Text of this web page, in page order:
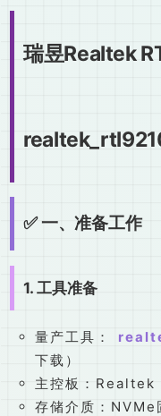
瑞昱Realtek
✅ 一、准备工作
1. 工具准备
量产工具：
下载）
主控板：
存储介质：NVMe